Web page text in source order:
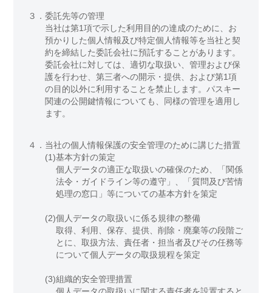
３．委託先等の管理
当社は第1項で示した利用目的の達成のために、お
預かりした個人情報及び特定個人情報等を当社と契
約を締結した委託会社に預託することがあります。
委託会社に対しては、適切な取扱い、管理および保
護を行わせ、第三者への開示・提供、および第1項
の目的以外に利用することを禁止します。パスキー
関連の公開鍵情報についても、同様の管理を適用し
ます。
４． 当社の個人情報保護の安全管理のために講じた措置
(1)基本方針の策定
個人データの適正な取扱いの確保のため、「関係
法令・ガイドライン等の遵守」、「質問及び苦情
処理の窓口」等についての基本方針を策定
(2)個人データの取扱いに係る規律の整備
取得、利用、保存、提供、削除・廃棄等の段階ご
とに、取扱方法、責任者・担当者及びその任務等
について個人データの取扱規程を策定
(3)組織的安全管理措置